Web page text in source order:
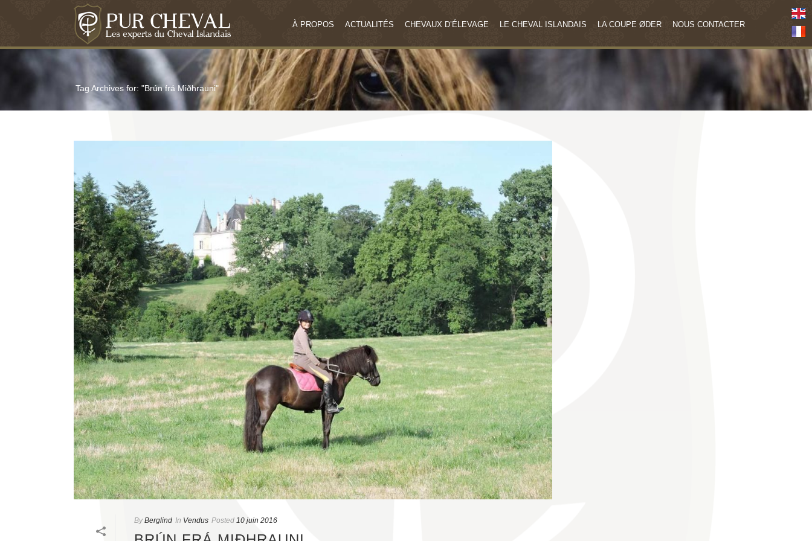
À PROPOS ACTUALITÉS CHEVAUX D’ÉLEVAGE LE CHEVAL ISLANDAIS LA COUPE ØDER NOUS CONTACTER
Tag Archives for: "Brún frá Miðhrauni"
By Berglind In Vendus Posted 10 juin 2016